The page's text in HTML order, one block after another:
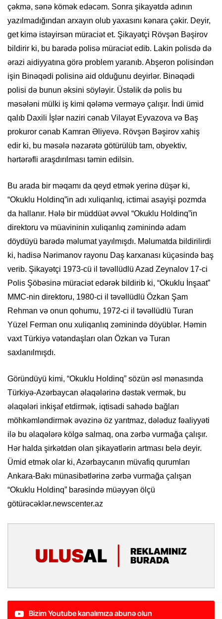
çəkmə, sənə kömək edəcəm. Sonra şikayətdə adının
yazılmadığından arxayın olub yaxasını kənara çəkir. Deyir,
get kimə istəyirsən müraciət et. Şikayətçi Rövşən Bəşirov
bildirir ki, bu barədə polisə müraciət edib. Lakin polisdə də
ərazi aidiyyatına görə problem yaranıb. Abşeron polisindən
işin Binəqədi polisinə aid olduğunu deyirlər. Binəqədi
polisi də bunun əksini söyləyir. Üstəlik də polis bu
məsələni mülki iş kimi qələmə verməyə çalışır. İndi ümid
qalıb Daxili İşlər naziri cənab Vilayət Eyvazova və Baş
prokuror cənab Kamran Əliyevə. Rövşən Bəşirov xahiş
edir ki, bu məsələ nəzarətə götürülüb tam, obyektiv,
hərtərəfli araşdırılması təmin edilsin.
Bu arada bir məqamı da qeyd etmək yerinə düşər ki,
“Okuklu Holdinq”in adı xuliqanlıq, ictimai asayişi pozmda
da hallanır. Hələ bir müddüət əvvəl “Okuklu Holdinq”in
direktoru və müavininin xuliqanlıq zəminində adam
döydüyü barədə məlumat yayılmışdı. Məlumatda bildirilirdi
ki, hadisə Nərimanov rayonu Daş karxanası küçəsində baş
verib. Şikayətçi 1973-cü il təvəllüdlü Azad Zeynalov 17-ci
Polis Şöbəsinə müraciət edərək bildirib ki, “Okuklu İnşaat”
MMC-nin direktoru, 1980-ci il təvəllüdlü Özkan Şam
Rehman və onun qohumu, 1972-ci il təvəllüdlü Turan
Yüzel Ferman onu xuliqanlıq zəminində döyüblər. Həmin
vaxt Türkiyə vətəndaşları olan Özkan və Turan
saxlanılmışdı.
Göründüyü kimi, “Okuklu Holdinq” sözün əsl mənasında
Türkiyə-Azərbaycan əlaqələrinə dəstək vermək, bu
əlaqələri inkişaf etdirmək, iqtisadi sahədə bağları
möhkəmləndirmək əvəzinə öz yarıtmaz, dələduz fəaliyyəti
ilə bu əlaqələrə kölgə salmaq, ona zərbə vurmağa çalışır.
Hər halda şirkətdən olan şikayətlərin artması belə deyir.
Ümid etmək olar ki, Azərbaycanın müvafiq qurumları
Ankara-Bakı münasibətlərinə zərbə vurmağa çalışan
“Okuklu Holdinq” barəsində müəyyən ölçü
götürəcəklər.newscenter.az
Bizim Youtube kanalımıza abunə olun